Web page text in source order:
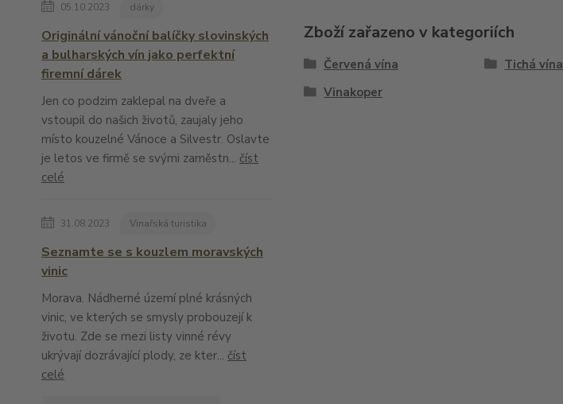
05.10.2023 dárky
Originální vánoční balíčky slovinských
a bulharských vín jako perfektní
firemní dárek
Jen co podzim zaklepal na dveře a
vstoupil do našich životů, zaujaly jeho
místo kouzelné Vánoce a Silvestr. Oslavte
je letos ve firmě se svými zaměstn... číst
celé
31.08.2023 Vinařská turistika
Seznamte se s kouzlem moravských
vinic
Morava. Nádherné území plné krásných
vinic, ve kterých se smysly probouzejí k
životu. Zde se mezi listy vinné révy
ukrývají dozrávající plody, ze kter... číst
celé
Zboží zařazeno v kategoriích
Červená vína Tichá vína
Vinakoper